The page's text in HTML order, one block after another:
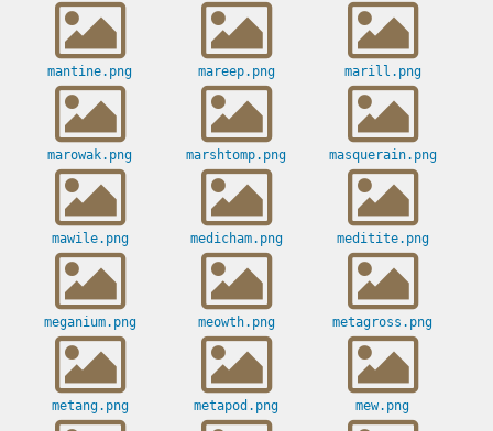
mantine.png mareep.png marill.png
marowak.png marshtomp.png masquerain.png
mawile.png medicham.png meditite.png
meganium.png meowth.png metagross.png
metang.png metapod.png mew.png